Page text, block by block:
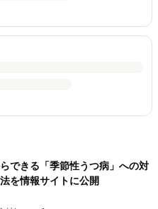
できる「季節性うつ病」への対
を情報サイトに公開